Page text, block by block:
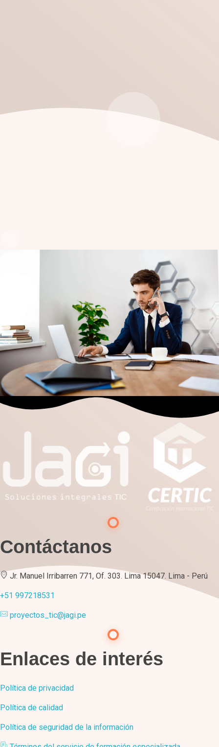
Contáctanos
Jr. Manuel Irribarren 771, Of. 303. Lima 15047. Lima - Perú
+51 997218531
proyectos_tic@jagi.pe
Enlaces de interés
Política de privacidad
Política de calidad
Política de seguridad de la información